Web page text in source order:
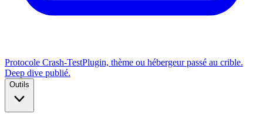
Protocole Crash-TestPlugin, thème ou hébergeur passé au crible.
Deep dive publié.
Outils